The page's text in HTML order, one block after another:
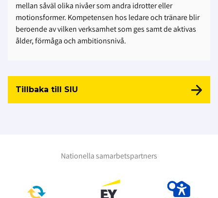
mellan såväl olika nivåer som andra idrotter eller
motionsformer. Kompetensen hos ledare och tränare blir
beroende av vilken verksamhet som ges samt de aktivas
ålder, förmåga och ambitionsnivå.
Tillbaka till SIU
Nationella samarbetspartners